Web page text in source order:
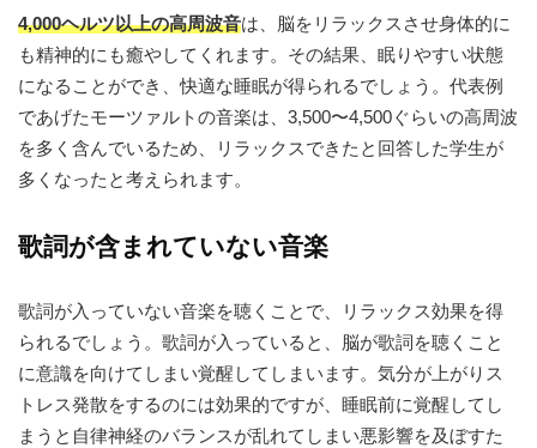
4,000ヘルツ以上の高周波音は、脳をリラックスさせ身体的に
も精神的にも癒やしてくれます。その結果、眠りやすい状態
になることができ、快適な睡眠が得られるでしょう。代表例
であげたモーツァルトの音楽は、3,500〜4,500ぐらいの高周波
を多く含んでいるため、リラックスできたと回答した学生が
多くなったと考えられます。
歌詞が含まれていない音楽
歌詞が入っていない音楽を聴くことで、リラックス効果を得
られるでしょう。歌詞が入っていると、脳が歌詞を聴くこと
に意識を向けてしまい覚醒してしまいます。気分が上がりス
トレス発散をするのには効果的ですが、睡眠前に覚醒してし
まうと自律神経のバランスが乱れてしまい悪影響を及ぼすた